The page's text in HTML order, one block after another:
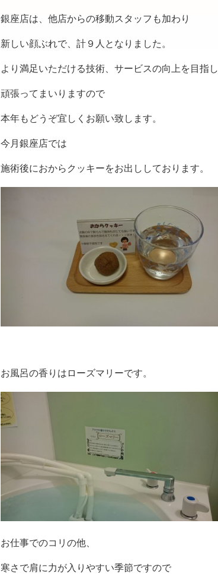
銀座店は、他店からの移動スタッフも加わり
新しい顔ぶれで、計９人となりました。
より満足いただける技術、サービスの向上を目指し
頑張ってまいりますので
本年もどうぞ宜しくお願い致します。
今月銀座店では
施術後におからクッキーをお出ししております。
お風呂の香りはローズマリーです。
お仕事でのコリの他、
寒さで肩に力が入りやすい季節ですので